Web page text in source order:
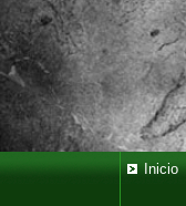
Inicio